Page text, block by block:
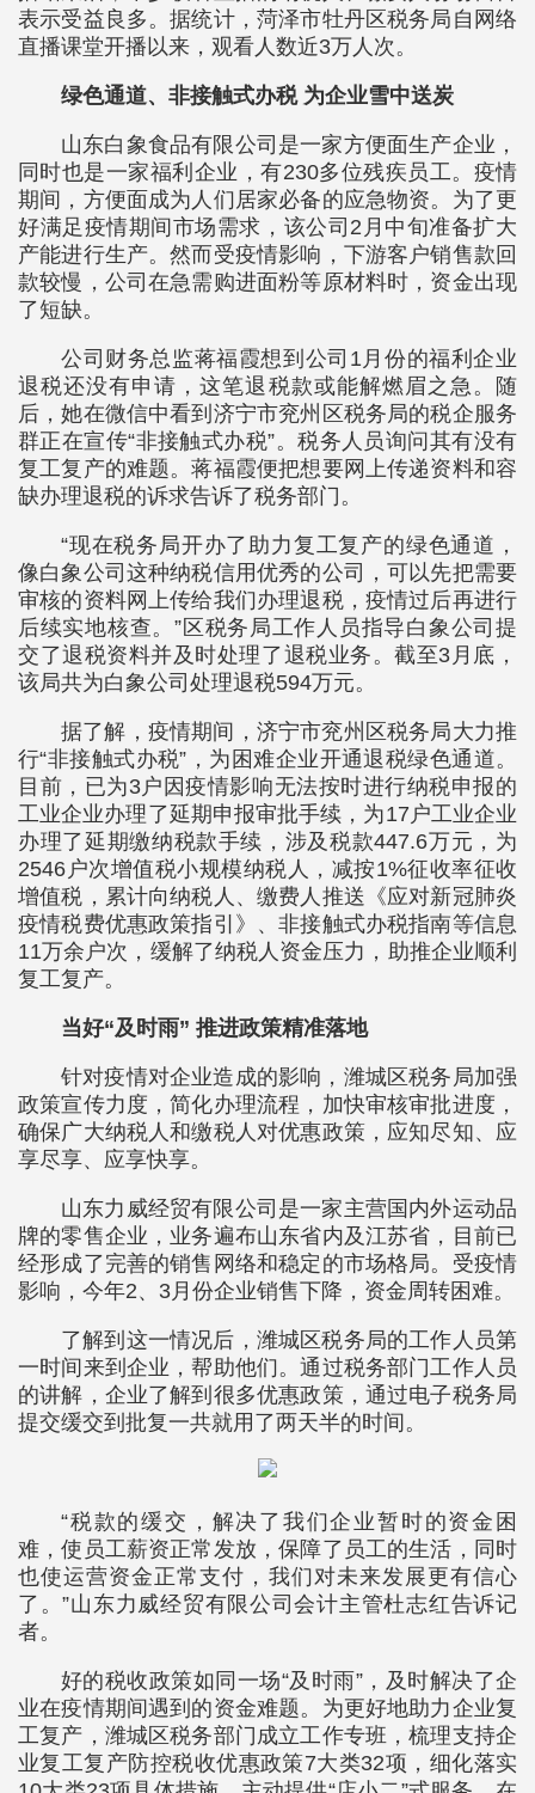
表示受益良多。据统计，菏泽市牡丹区税务局自网络
直播课堂开播以来，观看人数近3万人次。
绿色通道、非接触式办税 为企业雪中送炭
山东白象食品有限公司是一家方便面生产企业，
同时也是一家福利企业，有230多位残疾员工。疫情
期间，方便面成为人们居家必备的应急物资。为了更
好满足疫情期间市场需求，该公司2月中旬准备扩大
产能进行生产。然而受疫情影响，下游客户销售款回
款较慢，公司在急需购进面粉等原材料时，资金出现
了短缺。
公司财务总监蒋福霞想到公司1月份的福利企业
退税还没有申请，这笔退税款或能解燃眉之急。随
后，她在微信中看到济宁市兖州区税务局的税企服务
群正在宣传“非接触式办税”。税务人员询问其有没有
复工复产的难题。蒋福霞便把想要网上传递资料和容
缺办理退税的诉求告诉了税务部门。
“现在税务局开办了助力复工复产的绿色通道，
像白象公司这种纳税信用优秀的公司，可以先把需要
审核的资料网上传给我们办理退税，疫情过后再进行
后续实地核查。”区税务局工作人员指导白象公司提
交了退税资料并及时处理了退税业务。截至3月底，
该局共为白象公司处理退税594万元。
据了解，疫情期间，济宁市兖州区税务局大力推
行“非接触式办税”，为困难企业开通退税绿色通道。
目前，已为3户因疫情影响无法按时进行纳税申报的
工业企业办理了延期申报审批手续，为17户工业企业
办理了延期缴纳税款手续，涉及税款447.6万元，为
2546户次增值税小规模纳税人，减按1%征收率征收
增值税，累计向纳税人、缴费人推送《应对新冠肺炎
疫情税费优惠政策指引》、非接触式办税指南等信息
11万余户次，缓解了纳税人资金压力，助推企业顺利
复工复产。
当好“及时雨” 推进政策精准落地
针对疫情对企业造成的影响，潍城区税务局加强
政策宣传力度，简化办理流程，加快审核审批进度，
确保广大纳税人和缴税人对优惠政策，应知尽知、应
享尽享、应享快享。
山东力威经贸有限公司是一家主营国内外运动品
牌的零售企业，业务遍布山东省内及江苏省，目前已
经形成了完善的销售网络和稳定的市场格局。受疫情
影响，今年2、3月份企业销售下降，资金周转困难。
了解到这一情况后，潍城区税务局的工作人员第
一时间来到企业，帮助他们。通过税务部门工作人员
的讲解，企业了解到很多优惠政策，通过电子税务局
提交缓交到批复一共就用了两天半的时间。
“税款的缓交，解决了我们企业暂时的资金困
难，使员工薪资正常发放，保障了员工的生活，同时
也使运营资金正常支付，我们对未来发展更有信心
了。”山东力威经贸有限公司会计主管杜志红告诉记
者。
好的税收政策如同一场“及时雨”，及时解决了企
业在疫情期间遇到的资金难题。为更好地助力企业复
工复产，潍城区税务部门成立工作专班，梳理支持企
业复工复产防控税收优惠政策7大类32项，细化落实